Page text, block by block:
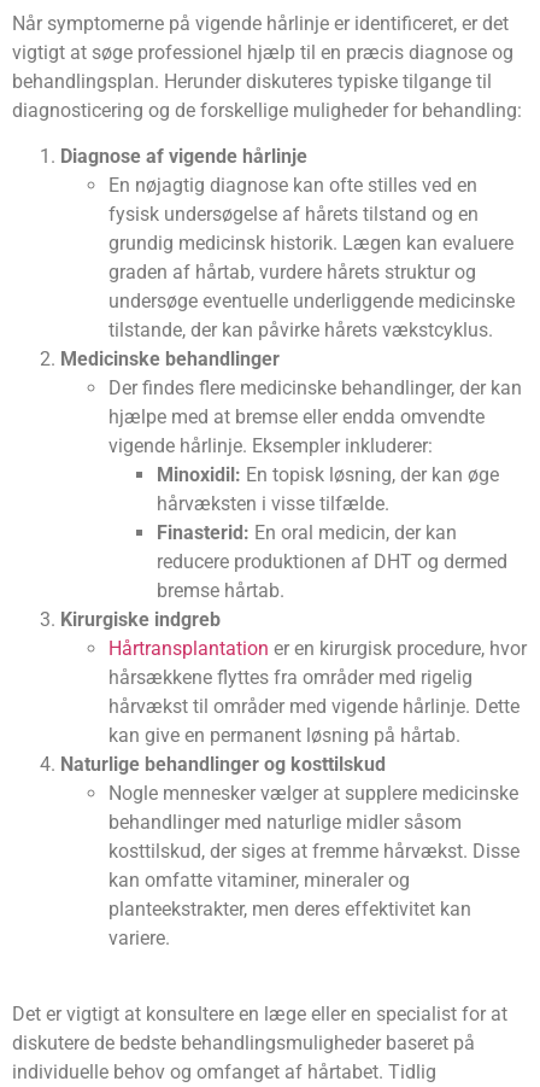
Når symptomerne på vigende hårlinje er identificeret, er det
vigtigt at søge professionel hjælp til en præcis diagnose og
behandlingsplan. Herunder diskuteres typiske tilgange til
diagnosticering og de forskellige muligheder for behandling:
Diagnose af vigende hårlinje
En nøjagtig diagnose kan ofte stilles ved en
fysisk undersøgelse af hårets tilstand og en
grundig medicinsk historik. Lægen kan evaluere
graden af hårtab, vurdere hårets struktur og
undersøge eventuelle underliggende medicinske
tilstande, der kan påvirke hårets vækstcyklus.
Medicinske behandlinger
Der findes flere medicinske behandlinger, der kan
hjælpe med at bremse eller endda omvendte
vigende hårlinje. Eksempler inkluderer:
Minoxidil: En topisk løsning, der kan øge
hårvæksten i visse tilfælde.
Finasterid: En oral medicin, der kan
reducere produktionen af DHT og dermed
bremse hårtab.
Kirurgiske indgreb
Hårtransplantation er en kirurgisk procedure, hvor
hårsækkene flyttes fra områder med rigelig
hårvækst til områder med vigende hårlinje. Dette
kan give en permanent løsning på hårtab.
Naturlige behandlinger og kosttilskud
Nogle mennesker vælger at supplere medicinske
behandlinger med naturlige midler såsom
kosttilskud, der siges at fremme hårvækst. Disse
kan omfatte vitaminer, mineraler og
planteekstrakter, men deres effektivitet kan
variere.
Det er vigtigt at konsultere en læge eller en specialist for at
diskutere de bedste behandlingsmuligheder baseret på
individuelle behov og omfanget af hårtabet. Tidlig